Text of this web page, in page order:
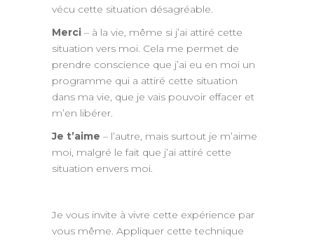
vécu cette situation désagréable.
Merci – à la vie, même si j’ai attiré cette
situation vers moi. Cela me permet de
prendre conscience que j’ai eu en moi un
programme qui a attiré cette situation
dans ma vie, que je vais pouvoir effacer et
m’en libérer.
Je t’aime – l’autre, mais surtout je m’aime
moi, malgré le fait que j’ai attiré cette
situation envers moi.
Je vous invite à vivre cette expérience par
vous même. Appliquer cette technique